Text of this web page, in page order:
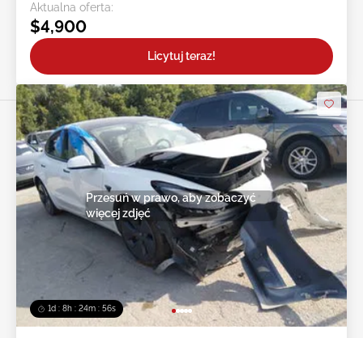
Aktualna oferta:
$4,900
Licytuj teraz!
1d : 8h : 24m : 54s
Przesuń w prawo, aby zobaczyć
więcej zdjęć